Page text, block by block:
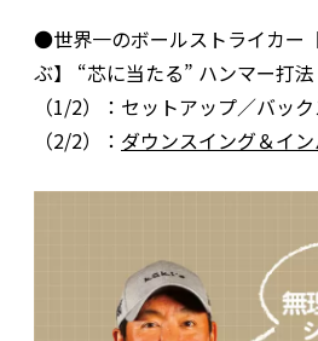
●世界一のボールストライカー
ぶ】 “芯に当たる” ハンマー打法
（1/2）：セットアップ／バッ
（2/2）： ダウンスイング＆イ